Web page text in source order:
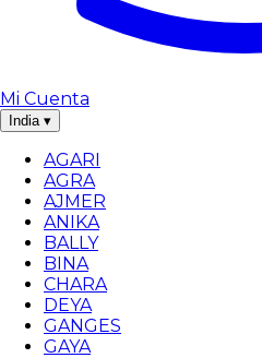
Mi Cuenta
India ▾
AGARI
AGRA
AJMER
ANIKA
BALLY
BINA
CHARA
DEYA
GANGES
GAYA